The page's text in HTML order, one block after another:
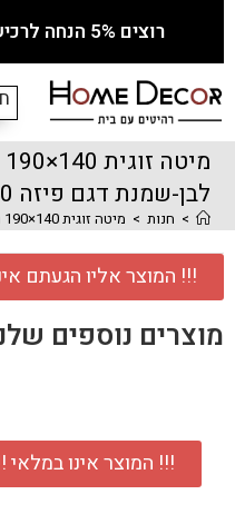
רוצים 5% הנחה לרכישה הראשונה? לחצו כאן!
לבן-שמנת דגם פיזה 140
> חנות > מיטה זוגית 140×190 מעוצבת בריפוד דמוי עור לבן-שמנת דגם פיזה 140
!!! המוצר אליו הגעתם
מוצרים נוספים
!!! המוצר אינו במלאי